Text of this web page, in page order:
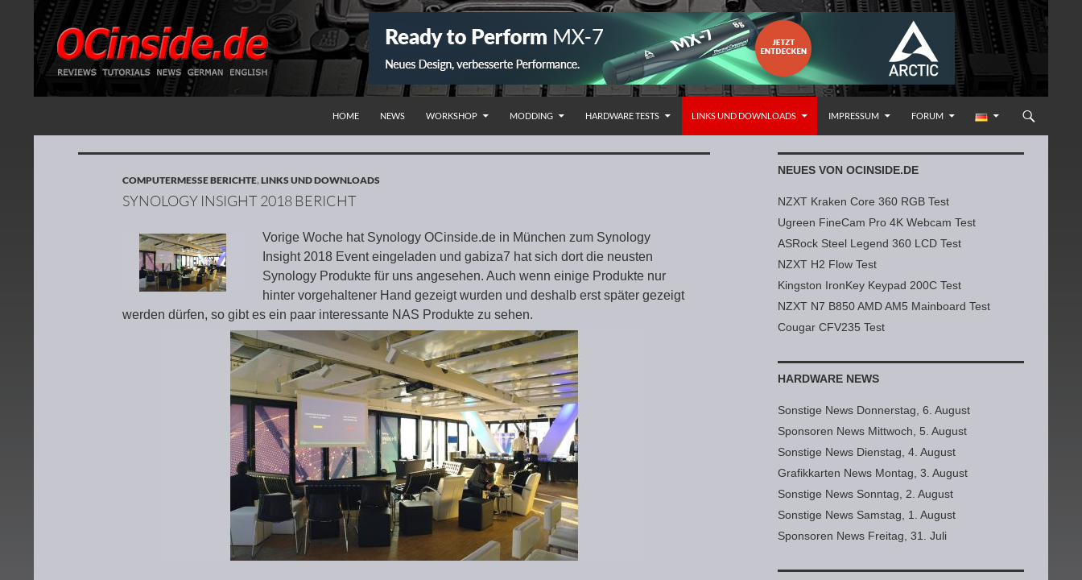
HOME
NEWS WORKSHOP MODDING HARDWARE TESTS LINKS UND DOWNLOADS IMPRESSUM FORUM
COMPUTERMESSE BERICHTE,LINKS UND DOWNLOADS
SYNOLOGY INSIGHT 2018 BERICHT
Vorige Woche hat Synology OCinside.de in München zum Synology
Insight 2018 Event eingeladen und gabiza7 hat sich dort die neusten
Synology Produkte für uns angesehen. Auch wenn einige Produkte nur
hinter vorgehaltener Hand gezeigt wurden und deshalb erst später gezeigt
werden dürfen, so gibt es ein paar interessante NAS Produkte zu sehen.
NEUES VON OCINSIDE.DE
NZXT Kraken Core 360 RGB Test
Ugreen FineCam Pro 4K Webcam Test
ASRock Steel Legend 360 LCD Test
NZXT H2 Flow Test
Kingston IronKey Keypad 200C Test
NZXT N7 B850 AMD AM5 Mainboard Test
Cougar CFV235 Test
HARDWARE NEWS
Sonstige News Donnerstag, 6. August
Sponsoren News Mittwoch, 5. August
Sonstige News Dienstag, 4. August
Grafikkarten News Montag, 3. August
Sonstige News Sonntag, 2. August
Sonstige News Samstag, 1. August
Sponsoren News Freitag, 31. Juli